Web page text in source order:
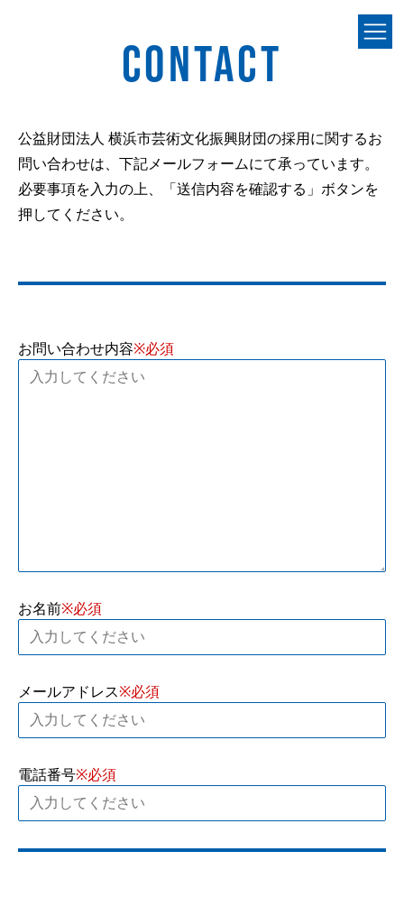
CONTACT
公益財団法人 横浜市芸術文化振興財団の採用に関するお
問い合わせは、下記メールフォームにて承っています。
必要事項を入力の上、「送信内容を確認する」ボタンを
押してください。
お問い合わせ内容
お名前
メールアドレス
電話番号